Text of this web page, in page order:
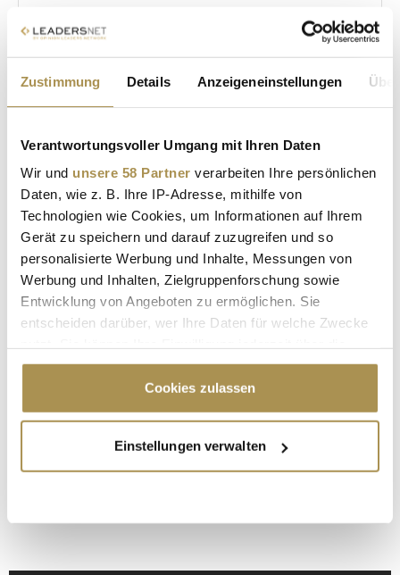
Zustimmung Details Anzeigeneinstellungen
Verantwortungsvoller Umgang mit Ihren Daten
Wir und unsere 58 Partner verarbeiten Ihre persönlichen
Daten, wie z. B. Ihre IP-Adresse, mithilfe von
Technologien wie Cookies, um Informationen auf Ihrem
Gerät zu speichern und darauf zuzugreifen und so
personalisierte Werbung und Inhalte, Messungen von
Werbung und Inhalten, Zielgruppenforschung sowie
Entwicklung von Angeboten zu ermöglichen. Sie
entscheiden darüber, wer Ihre Daten für welche Zwecke
Cookie-Erklärung oder durch Klicken auf das Privacy
Trigger Symbol ändern oder widerrufen
Informationen über Ihre geografische Lage
erfassen, welche bis auf einige Meter genau sein
Cookies zulassen
Einstellungen verwalten
ABSENDEN
* Pflichtfelder.